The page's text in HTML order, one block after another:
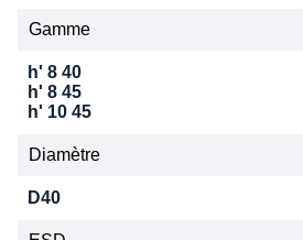
Gamme
h' 8 40
h' 8 45
h' 10 45
Diamètre
D40